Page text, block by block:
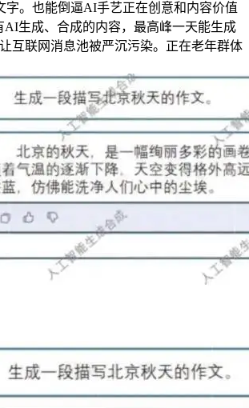
字。也能倒逼AI手艺正在创意和内容价值
AI生成、合成的内容，最高峰一天能生成
互联网消息池被严沉污染。正在老年群体